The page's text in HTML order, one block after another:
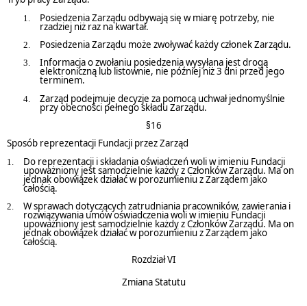
Posiedzenia Zarządu odbywają się w miarę potrzeby, nie
rzadziej niż raz na kwartał.
Posiedzenia Zarządu może zwoływać każdy członek Zarządu.
Informacja o zwołaniu posiedzenia wysyłana jest drogą
elektroniczną lub listownie, nie później niż 3 dni przed jego
terminem.
Zarząd podejmuje decyzje za pomocą uchwał jednomyślnie
przy obecności pełnego składu Zarządu.
§16
Sposób reprezentacji Fundacji przez Zarząd
Do reprezentacji i składania oświadczeń woli w imieniu Fundacji
upoważniony jest samodzielnie każdy z Członków Zarządu. Ma on
jednak obowiązek działać w porozumieniu z Zarządem jako
całością.
W sprawach dotyczących zatrudniania pracowników, zawierania i
rozwiązywania umów oświadczenia woli w imieniu Fundacji
upoważniony jest samodzielnie każdy z Członków Zarządu. Ma on
jednak obowiązek działać w porozumieniu z Zarządem jako
całością.
Rozdział VI
Zmiana Statutu